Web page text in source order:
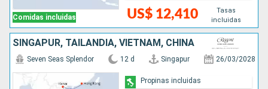
Comidas incluidas US$ 12,410
Tasas
incluidas
SINGAPUR, TAILANDIA, VIETNAM, CHINA
Seven Seas Splendor 12 d Singapur 26/03/2028
Propinas incluidas